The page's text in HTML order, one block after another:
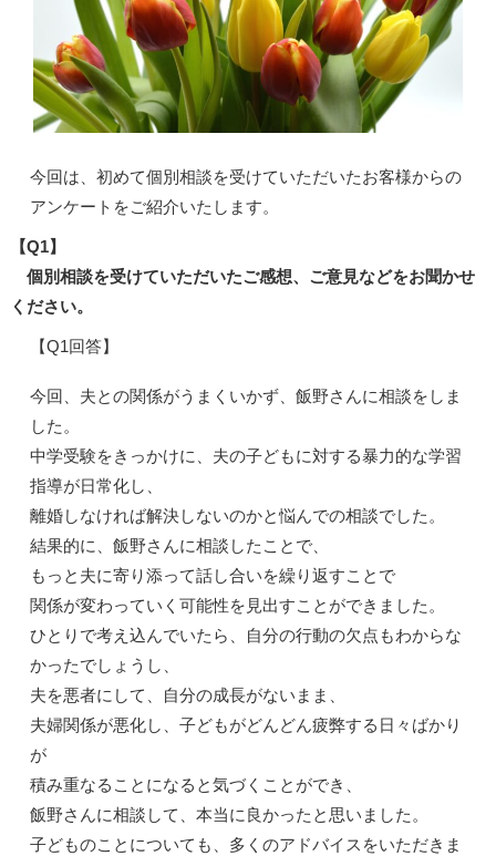
今回は、初めて個別相談を受けていただいたお客様からの
アンケートをご紹介いたします。
【Q1】
個別相談を受けていただいたご感想、ご意見などをお聞かせ
ください。
【Q1回答】
今回、夫との関係がうまくいかず、飯野さんに相談をしま
した。
中学受験をきっかけに、夫の子どもに対する暴力的な学習
指導が日常化し、
離婚しなければ解決しないのかと悩んでの相談でした。
結果的に、飯野さんに相談したことで、
もっと夫に寄り添って話し合いを繰り返すことで
関係が変わっていく可能性を見出すことができました。
ひとりで考え込んでいたら、自分の行動の欠点もわからな
かったでしょうし、
夫を悪者にして、自分の成長がないまま、
夫婦関係が悪化し、子どもがどんどん疲弊する日々ばかり
が
積み重なることになると気づくことができ、
飯野さんに相談して、本当に良かったと思いました。
子どものことについても、多くのアドバイスをいただきま